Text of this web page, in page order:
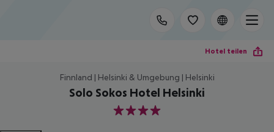
Hotel teilen
Finnland | Helsinki & Umgebung | Helsinki
Solo Sokos Hotel Helsinki
4